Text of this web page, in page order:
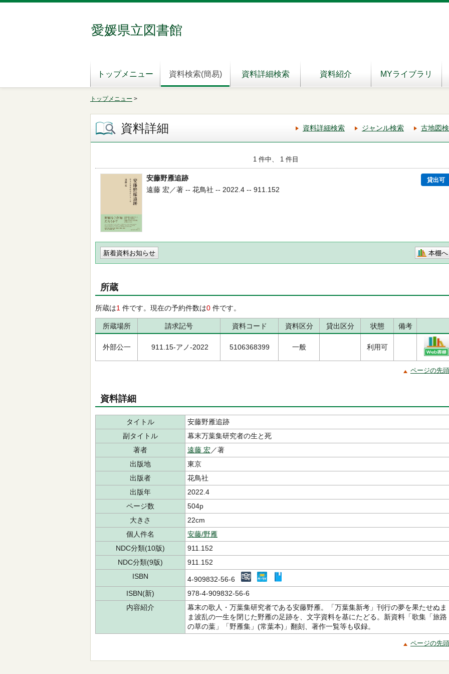
愛媛県立図書館
トップメニュー 資料検索(簡易) 資料詳細検索 資料紹介 MYライブラリ
トップメニュー >
資料詳細 資料詳細検索 ジャンル検索 古地図
1 件中、 1 件目
安藤野雁追跡 貸出可
遠藤 宏／著 -- 花鳥社 -- 2022.4 -- 911.152
新着資料お知らせ 本棚へ
所蔵
所蔵は1 件です。現在の予約件数は0 件です。
所蔵場所 請求記号 資料コード 資料区分 貸出区分 状態 備考
外部公一 911.15-アノ-2022 5106368399 一般 利用可
ページの先
資料詳細
タイトル
安藤野雁追跡
副タイトル
幕末万葉集研究者の生と死
著者
遠藤 宏／著
出版地
東京
出版者
花鳥社
出版年
2022.4
ページ数
504p
大きさ
22cm
個人件名
安藤/野雁
NDC分類(10版)
911.152
NDC分類(9版)
911.152
ISBN
4-909832-56-6
ISBN(新)
978-4-909832-56-6
内容紹介
幕末の歌人・万葉集研究者である安藤野雁。「万葉集新考」刊行の夢を果たせぬま
ま波乱の一生を閉じた野雁の足跡を、文字資料を基にたどる。新資料「歌集「旅路
の草の葉」「野雁集」(常葉本)」翻刻、著作一覧等も収録。
ページの先